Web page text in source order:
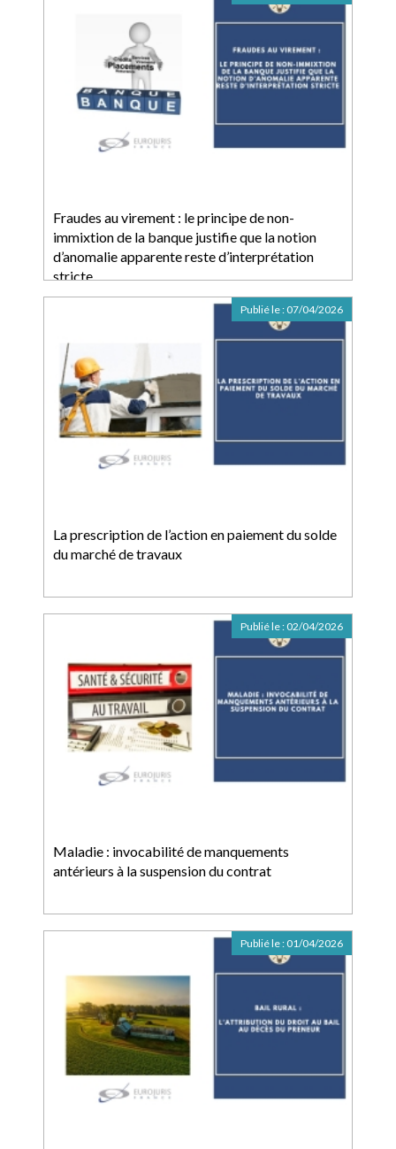
Fraudes au virement : le principe de non-
immixtion de la banque justifie que la notion
d’anomalie apparente reste d’interprétation
stricte
La prescription de l’action en paiement du solde
du marché de travaux
Publié le : 07/04/2026
Maladie : invocabilité de manquements
antérieurs à la suspension du contrat
Publié le : 02/04/2026
Publié le : 01/04/2026